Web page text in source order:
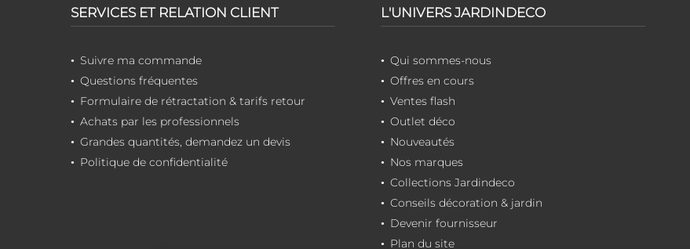
SERVICES ET RELATION CLIENT
Suivre ma commande
Questions fréquentes
Formulaire de rétractation & tarifs retour
Achats par les professionnels
Grandes quantités, demandez un devis
Politique de confidentialité
L'UNIVERS JARDINDECO
Qui sommes-nous
Offres en cours
Ventes flash
Outlet déco
Nouveautés
Nos marques
Collections Jardindeco
Conseils décoration & jardin
Devenir fournisseur
Plan du site